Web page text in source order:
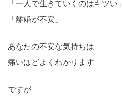
「一人で生きていくのはキツい」
「離婚が不安」
あなたの不安な気持ちは
痛いほどよくわかります
ですが